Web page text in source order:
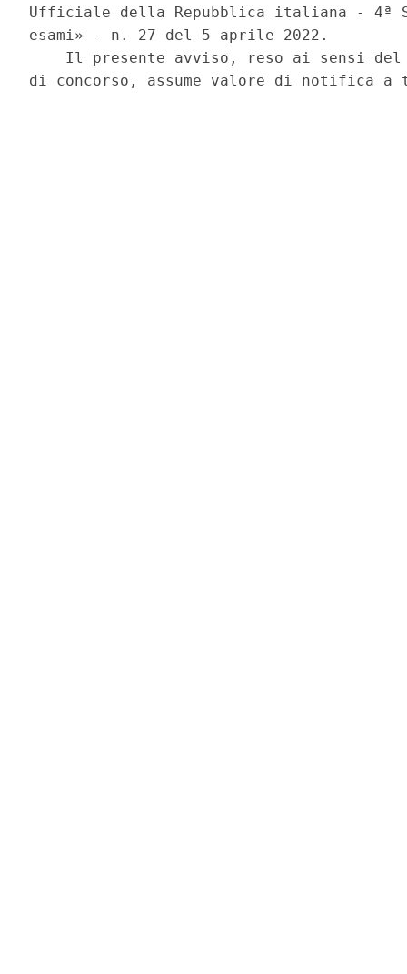
Ufficiale della Repubblica italiana - 4ª
esami» - n. 27 del 5 aprile 2022.
Il presente avviso, reso ai sensi
di concorso, assume valore di